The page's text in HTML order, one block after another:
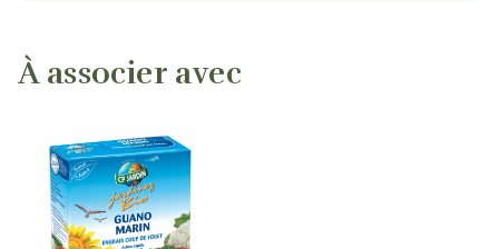
À associer avec